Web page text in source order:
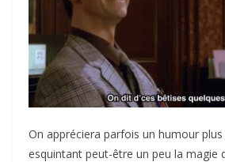
On appréciera parfois un humour
esquintant peut-être un peu la magie